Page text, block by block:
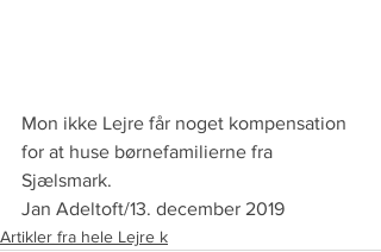
Mon ikke Lejre får noget kompensation
for at huse børnefamilierne fra
Sjælsmark.
Jan Adeltoft/13. december 2019
Artikler fra hele Lejre k